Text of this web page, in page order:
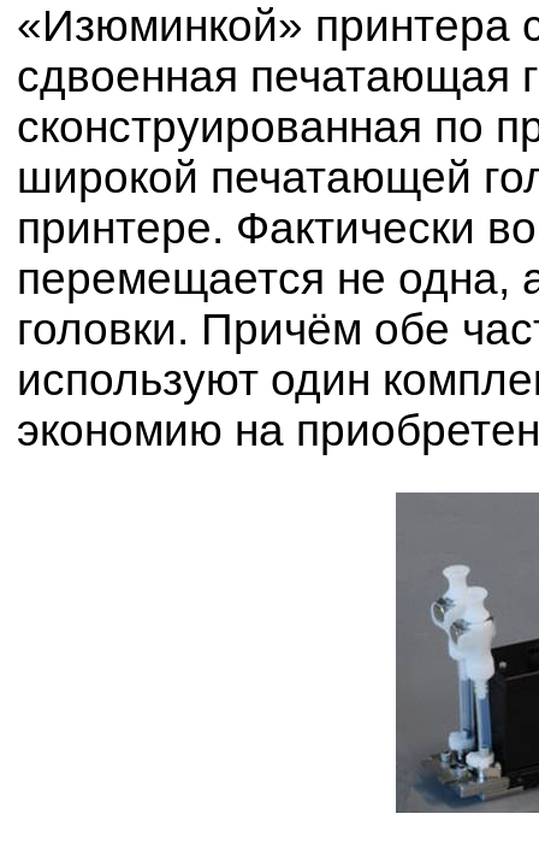
«Изюминкой» принтера
сдвоенная печатающая
сконструированная по
широкой печатающей
принтере. Фактически
перемещается не одна,
головки. Причём обе
используют один
экономию на